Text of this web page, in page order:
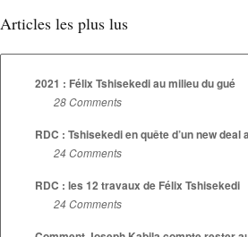
Articles les plus lus
2021 : Félix Tshisekedi au milieu du gué
28 Comments
RDC : Tshisekedi en quête d’un new deal
24 Comments
RDC : les 12 travaux de Félix Tshisekedi
24 Comments